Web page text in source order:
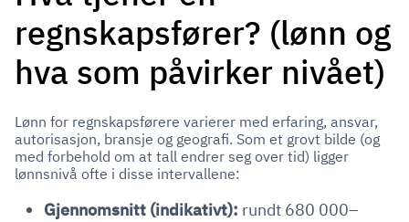
regnskapsfører? (lønn og
hva som påvirker nivået)
Lønn for regnskapsførere varierer med erfaring, ansvar,
autorisasjon, bransje og geografi. Som et grovt bilde (og
med forbehold om at tall endrer seg over tid) ligger
lønnsnivå ofte i disse intervallene:
Gjennomsnitt (indikativt): rundt 680 000–